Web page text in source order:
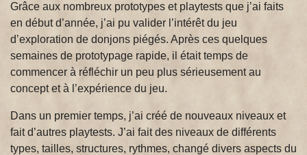
Grâce aux nombreux prototypes et playtests que j’ai faits
en début d’année, j’ai pu valider l’intérêt du jeu
d’exploration de donjons piégés. Après ces quelques
semaines de prototypage rapide, il était temps de
commencer à réfléchir un peu plus sérieusement au
concept et à l’expérience du jeu.
Dans un premier temps, j’ai créé de nouveaux niveaux et
fait d’autres playtests. J’ai fait des niveaux de différents
types, tailles, structures, rythmes, changé divers aspects du